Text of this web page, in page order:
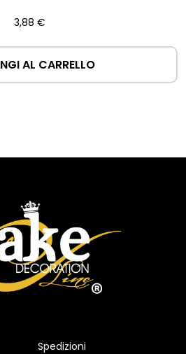
3,88 €
AL CARRELLO
Spedizioni